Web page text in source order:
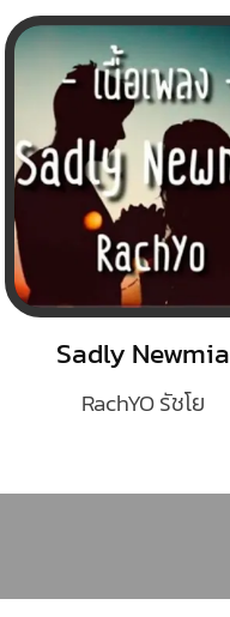
Sadly Newmia
RachYO รัชโย